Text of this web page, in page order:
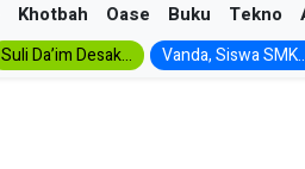
Khotbah Oase Buku Tekno
Suli Da’im Desak... Vanda, Siswa